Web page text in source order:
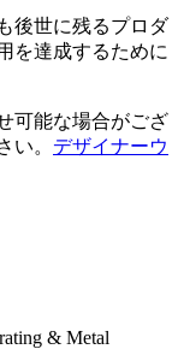
後世に残るプロダ
を達成するために
可能な場合がござ
い。 デザイナーウ
& Metal